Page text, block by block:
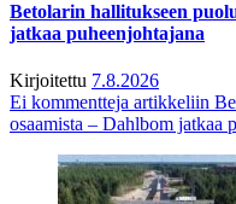
Betolarin hallitukseen
jatkaa puheenjohtajana
Kirjoitettu 7.8.2026
Ei kommentteja artikkeliin
osaamista – Dahlbom jatkaa